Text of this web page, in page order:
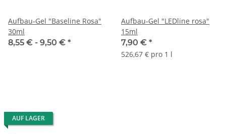
Aufbau-Gel "Baseline Rosa"
30ml
8,55 € - 9,50 € *
Aufbau-Gel "LEDline rosa"
15ml
7,90 € *
526,67 € pro 1 l
AUF LAGER